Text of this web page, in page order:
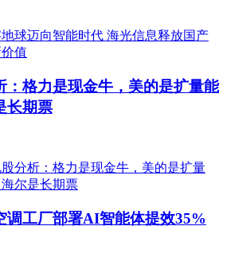
：格力是现金牛，美的是扩量能
长期票
调工厂部署AI智能体提效35%